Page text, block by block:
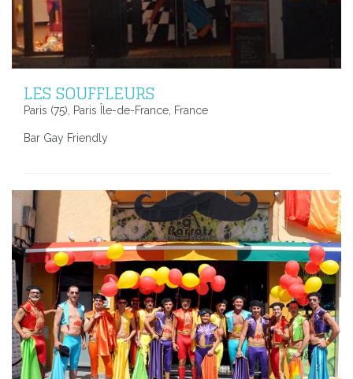
LES SOUFFLEURS
Paris (75), Paris Île-de-France, France
Bar Gay Friendly